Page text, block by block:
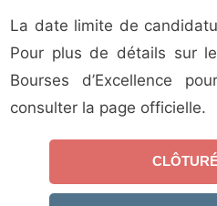
La date limite de
Pour plus de détails sur
Bourses d’Excellence
consulter la page officielle.